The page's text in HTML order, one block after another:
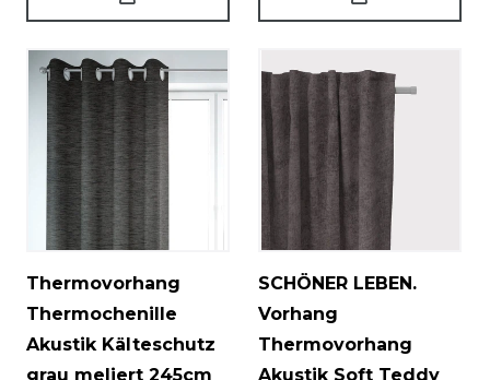
Thermovorhang
Thermochenille
Akustik Kälteschutz
grau meliert 245cm
SCHÖNER LEBEN.
Vorhang
Thermovorhang
Akustik Soft Teddy